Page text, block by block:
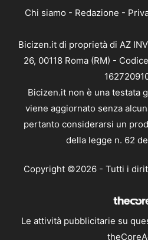
Chi siamo - Redazione -
Bicizen.it di proprietà di AZ
26, 00118 Roma (RM) -
Bicizen.it non è una testata
viene aggiornato senza
pertanto considerarsi un
della legge n. 62
Copyright ©2026 - Tutti i
Le attività pubblicitarie su